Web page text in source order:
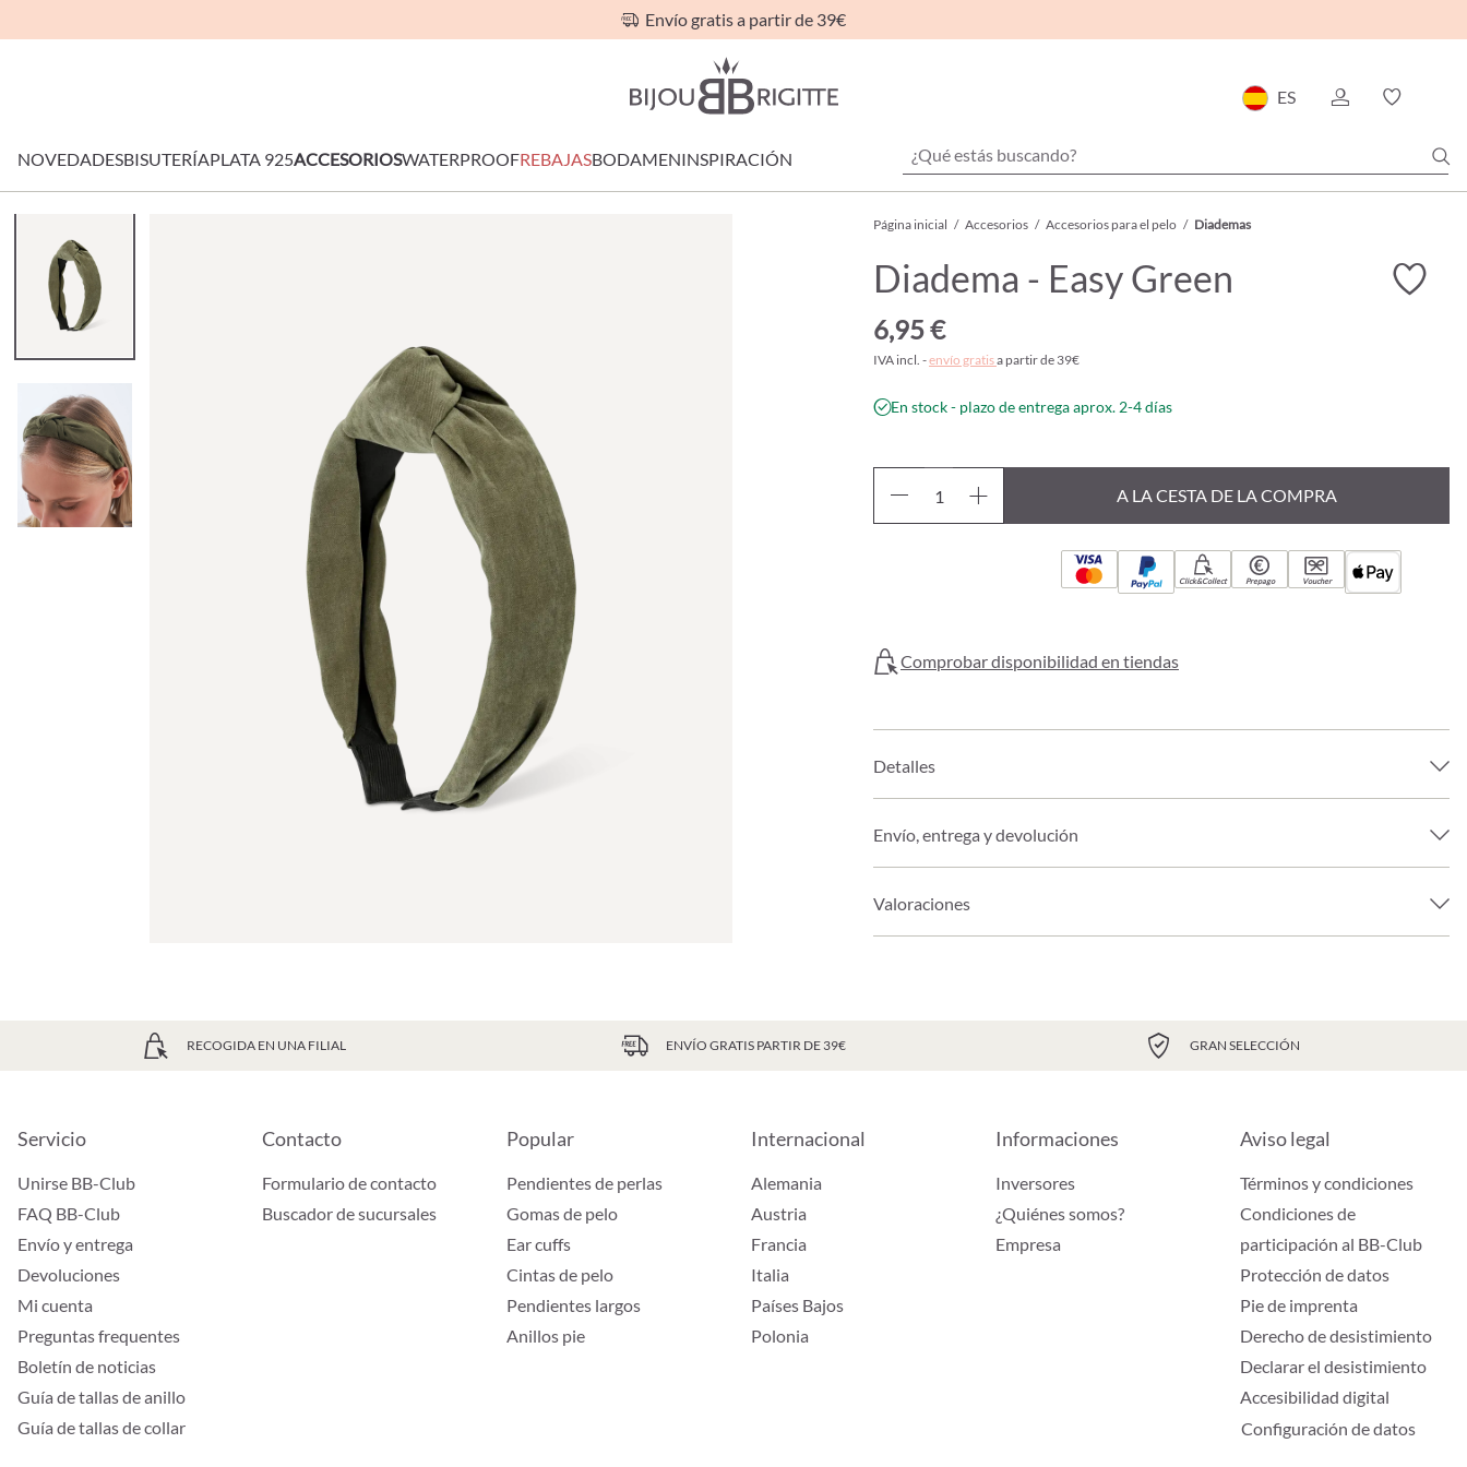
Envío gratis a partir de 39€
ES
NOVEDADESBISUTERÍAPLATA 925ACCESORIOSWATERPROOFREBAJASBODAMENINSPIRACIÓN
Página inicial / Accesorios / Accesorios para el pelo / Diademas
Diadema - Easy Green
6,95 €
IVA incl. -envío gratisa partir de 39€
En stock - plazo de entrega aprox. 2-4 días
A LA CESTA DE LA COMPRA
Click&Collect Prepago Voucher
Comprobar disponibilidad en tiendas
Detalles
Envío, entrega y devolución
Valoraciones
RECOGIDA EN UNA FILIAL ENVÍO GRATIS PARTIR DE 39€ GRAN SELECCIÓN
Servicio
Unirse BB-Club
FAQ BB-Club
Envío y entrega
Devoluciones
Mi cuenta
Preguntas frequentes
Boletín de noticias
Guía de tallas de anillo
Guía de tallas de collar
Contacto
Formulario de contacto
Buscador de sucursales
Popular
Pendientes de perlas
Gomas de pelo
Ear cuffs
Cintas de pelo
Pendientes largos
Anillos pie
Internacional
Alemania
Austria
Francia
Italia
Países Bajos
Polonia
Informaciones
Inversores
¿Quiénes somos?
Empresa
Aviso legal
Términos y condiciones
Condiciones de
participación al BB-Club
Protección de datos
Pie de imprenta
Derecho de desistimiento
Declarar el desistimiento
Accesibilidad digital
Configuración de datos